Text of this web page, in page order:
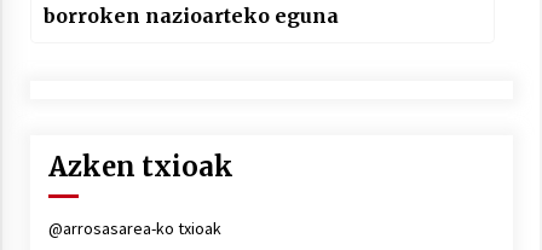
borroken nazioarteko eguna
Azken txioak
@arrosasarea-ko txioak